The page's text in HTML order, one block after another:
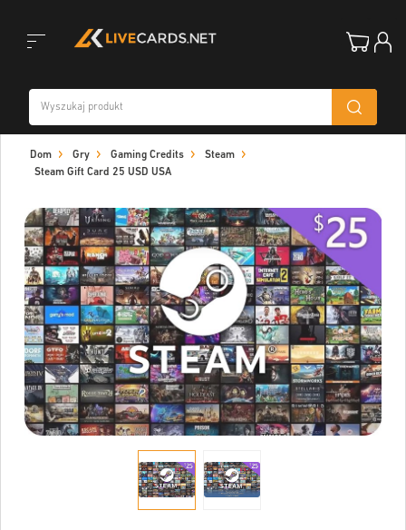
navigation
Dom Gry Gaming Credits
Steam
Steam Gift Card 25 USD USA